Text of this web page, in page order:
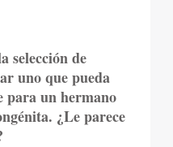
selección de
uno que pueda
para un hermano
¿Le parece